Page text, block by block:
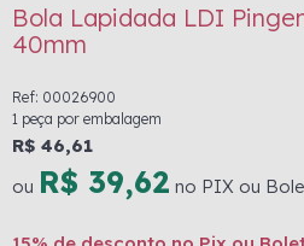
Bola Lapidada LDI
40mm
Ref: 00026900
1 peça por embalagem
R$ 46,61
ou R$ 39,62 no PIX ou